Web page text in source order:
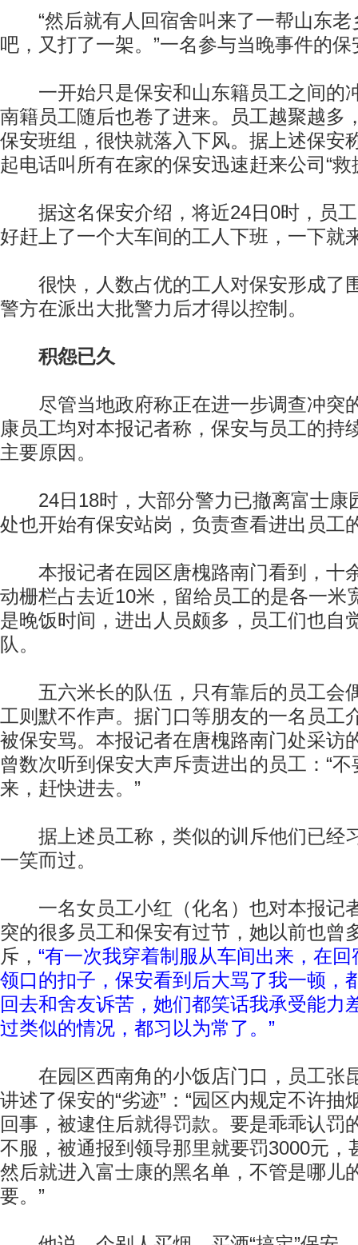
“然后就有人回宿舍叫来了一帮山东老
吧，又打了一架。”一名参与当晚事件的
一开始只是保安和山东籍员工之间的
南籍员工随后也卷了进来。员工越聚越多
保安班组，很快就落入下风。据上述保安
起电话叫所有在家的保安迅速赶来公司“救
据这名保安介绍，将近24日0时，员工
好赶上了一个大车间的工人下班，一下就
很快，人数占优的工人对保安形成了
警方在派出大批警力后才得以控制。
积怨已久
尽管当地政府称正在进一步调查冲突
康员工均对本报记者称，保安与员工的持
主要原因。
24日18时，大部分警力已撤离富士康
处也开始有保安站岗，负责查看进出员工
本报记者在园区唐槐路南门看到，十
动栅栏占去近10米，留给员工的是各一米
是晚饭时间，进出人员颇多，员工们也自
队。
五六米长的队伍，只有靠后的员工会
工则默不作声。据门口等朋友的一名员工
被保安骂。本报记者在唐槐路南门处采访
曾数次听到保安大声斥责进出的员工：“
来，赶快进去。”
据上述员工称，类似的训斥他们已经
一笑而过。
一名女员工小红（化名）也对本报记
突的很多员工和保安有过节，她以前也曾
斥， “有一次我穿着制服从车间出来，在
领口的扣子，保安看到后大骂了我一顿，
回去和舍友诉苦，她们都笑话我承受能
过类似的情况，都习以为常了。”
在园区西南角的小饭店门口，员工张
讲述了保安的“劣迹”：“园区内规定不许抽
回事，被逮住后就得罚款。要是乖乖认罚
不服，被通报到领导那里就要罚3000元，
然后就进入富士康的黑名单，不管是哪儿
要。”